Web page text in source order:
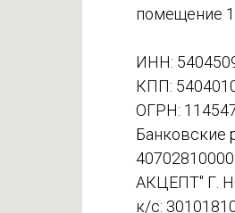
помещение 1
ИНН:
КПП:
ОГРН:
Банковские
АКЦЕПТ" Г.
к/с: